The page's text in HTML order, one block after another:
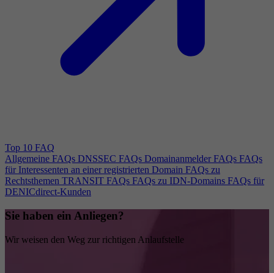
Top 10 FAQ
Allgemeine FAQs DNSSEC FAQs Domainanmelder FAQs FAQs
für Interessenten an einer registrierten Domain FAQs zu
Rechtsthemen TRANSIT FAQs FAQs zu IDN-Domains FAQs für
DENICdirect-Kunden
Sie haben ein Anliegen?
Wir weisen den Weg zur richtigen Anlaufstelle